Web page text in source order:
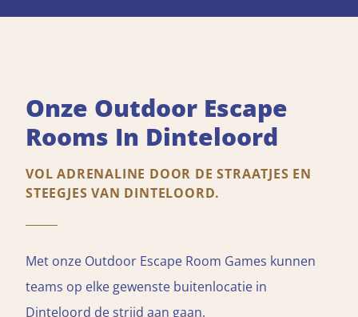
Onze Outdoor Escape
Rooms In Dinteloord
VOL ADRENALINE DOOR DE STRAATJES EN
STEEGJES VAN DINTELOORD.
Met onze Outdoor Escape Room Games kunnen
teams op elke gewenste buitenlocatie in
Dinteloord de strijd aan gaan.